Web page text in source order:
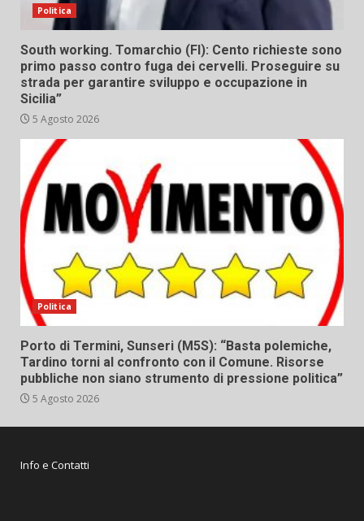
Politica
South working. Tomarchio (FI): Cento richieste sono
primo passo contro fuga dei cervelli. Proseguire su
strada per garantire sviluppo e occupazione in
Sicilia”
5 Agosto 2026
Politica
Porto di Termini, Sunseri (M5S): “Basta polemiche,
Tardino torni al confronto con il Comune. Risorse
pubbliche non siano strumento di pressione politica”
5 Agosto 2026
Info e Contatti